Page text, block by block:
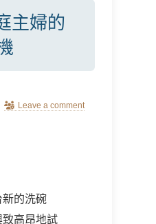
主婦的
Leave a comment
的洗碗
高昂地試